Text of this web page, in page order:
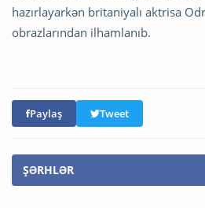
hazırlayarkən britaniyalı aktrisa
obrazlarından ilhamlanıb.
Paylaş Tweet
ŞƏRHLƏR